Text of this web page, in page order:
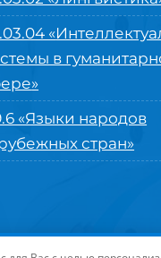
«
в
»
«Языки народов
стран»